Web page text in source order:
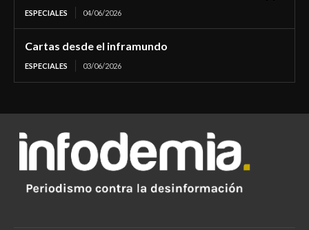
ESPECIALES 04/06/2026
Cartas desde el inframundo
ESPECIALES 03/06/2026